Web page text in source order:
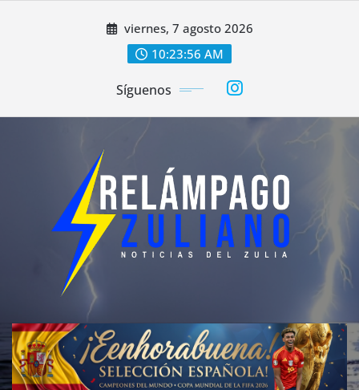
viernes, 7 agosto 2026
10:23:58 AM
Síguenos